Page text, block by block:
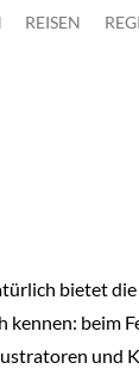
REISEN
bietet
beim
und